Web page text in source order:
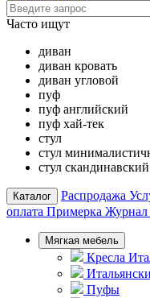
Часто ищут
диван
диван кровать
диван угловой
пуф
пуф английский
пуф хай-тек
стул
стул
стул скандинавский
Каталог Распродажа
оплата Примерка Журнал
Мягкая мебель
Кресла
Пуфы